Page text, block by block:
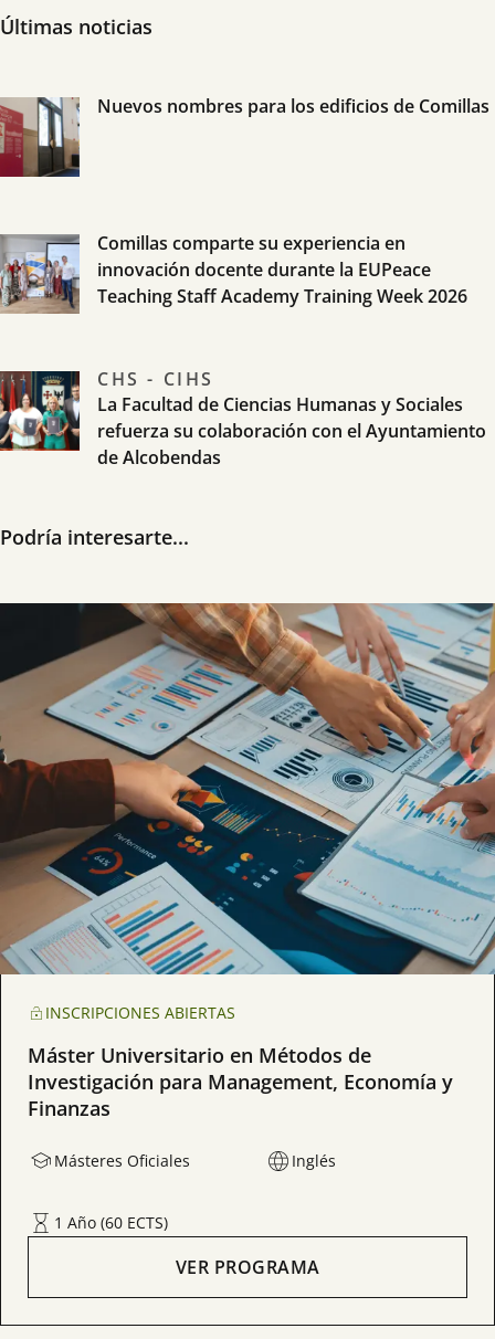
Últimas noticias
Nuevos nombres para los edificios de Comillas
Comillas comparte su experiencia en
innovación docente durante la EUPeace
Teaching Staff Academy Training Week 2026
CHS - CIHS
La Facultad de Ciencias Humanas y Sociales
refuerza su colaboración con el Ayuntamiento
de Alcobendas
Podría interesarte...
INSCRIPCIONES ABIERTAS
Máster Universitario en Métodos de
Investigación para Management, Economía y
Finanzas
Másteres Oficiales Inglés
1 Año (60 ECTS)
VER PROGRAMA